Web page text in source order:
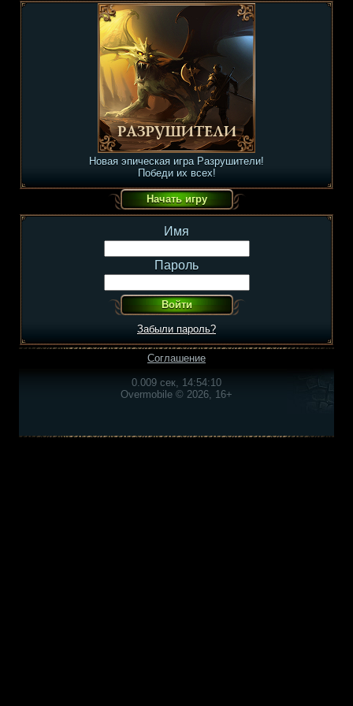
Новая эпическая игра Разрушители!
Победи их всех!
Имя
Пароль
Забыли пароль?
Соглашение
0.009 сек, 14:54:10
Overmobile © 2026, 16+